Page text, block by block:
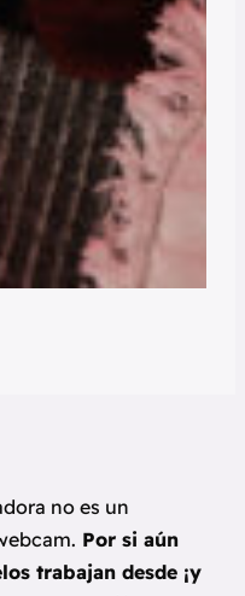
no es un
Por si aún
trabajan desde ¡y